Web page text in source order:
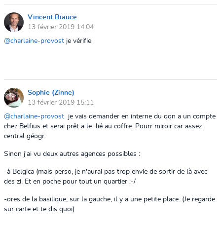
Vincent Biauce
13 février 2019 14:04
@charlaine-provost je vérifie
Sophie (Zinne)
13 février 2019 15:11
@charlaine-provost
je vais demander en interne du qqn a un compte
chez Belfius et serai prêt a le lié au coffre. Pourr miroir car assez
central géogr.
Sinon j'ai vu deux autres agences possibles :
-à Belgica (mais perso, je n'aurai pas trop envie de sortir de là avec
des zi. Et en poche pour tout un quartier :-/
-ores de la basilique, sur la gauche, il y a une petite place. (Je regarde
sur carte et te dis quoi)